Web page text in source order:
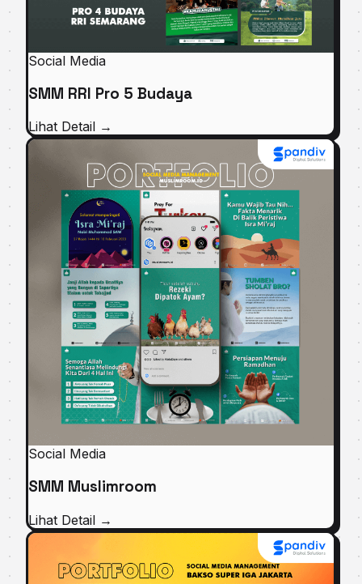
Social Media
SMM RRI Pro 5 Budaya
Lihat Detail →
Social Media
SMM Muslimroom
Lihat Detail →